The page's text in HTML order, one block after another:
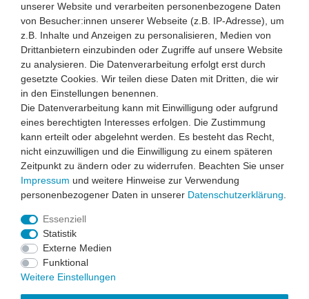
Versand ab 4.50 € max. 13.90 €
Widerrufsbutton
Impressum
unserer Website und verarbeiten personenbezogene Daten
von Besucher:innen unserer Webseite (z.B. IP-Adresse), um
z.B. Inhalte und Anzeigen zu personalisieren, Medien von
Drittanbietern einzubinden oder Zugriffe auf unsere Website
zu analysieren. Die Datenverarbeitung erfolgt erst durch
gesetzte Cookies. Wir teilen diese Daten mit Dritten, die wir
in den Einstellungen benennen.
Die Datenverarbeitung kann mit Einwilligung oder aufgrund
eines berechtigten Interesses erfolgen. Die Zustimmung
kann erteilt oder abgelehnt werden. Es besteht das Recht,
nicht einzuwilligen und die Einwilligung zu einem späteren
Zeitpunkt zu ändern oder zu widerrufen. Beachten Sie unser
Impressum und weitere Hinweise zur Verwendung
personenbezogener Daten in unserer Daten­schutz­erklärung
Essenziell
Statistik
Externe Medien
Funktional
Weitere Einstellungen